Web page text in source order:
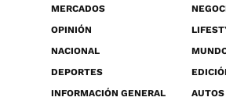
MERCADOS
OPINIÓN
NACIONAL
DEPORTES
INFORMACIÓN GENERAL
AUTOS